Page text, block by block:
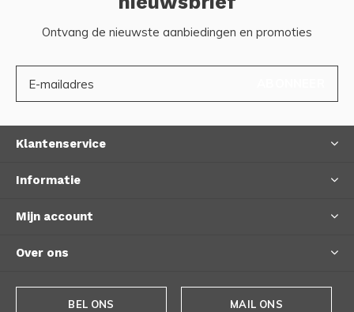
Ontvang de nieuwste aanbiedingen en promoties
Klantenservice
Informatie
Mijn account
Over ons
BEL ONS MAIL ONS